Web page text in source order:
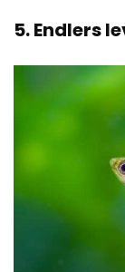
5. Endlers